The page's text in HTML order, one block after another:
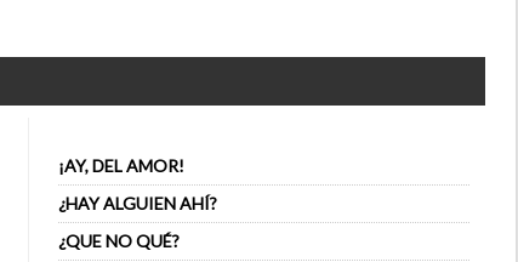
¡AY, DEL AMOR!
¿HAY ALGUIEN AHÍ?
¿QUE NO QUÉ?